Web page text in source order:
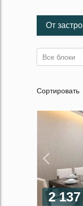
От
Все блоки
Сортировать
2